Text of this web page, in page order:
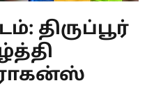
திருப்பூர்